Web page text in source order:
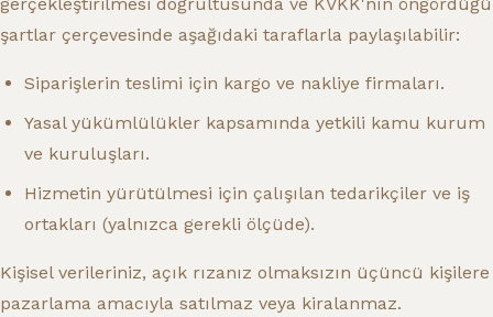
şartlar çerçevesinde aşağıdaki taraflarla paylaşılabilir:
Siparişlerin teslimi için kargo ve nakliye firmaları.
Yasal yükümlülükler kapsamında yetkili kamu kurum
ve kuruluşları.
Hizmetin yürütülmesi için çalışılan tedarikçiler ve iş
ortakları (yalnızca gerekli ölçüde).
Kişisel verileriniz, açık rızanız olmaksızın üçüncü kişilere
pazarlama amacıyla satılmaz veya kiralanmaz.